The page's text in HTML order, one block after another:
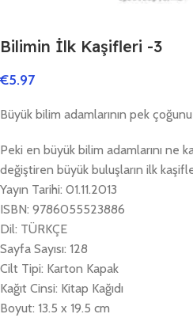
Bilimin İlk Kaşifleri -3
€5.97
Büyük bilim adamlarının pek
Peki en büyük bilim adamlarını ne
değiştiren büyük buluşların ilk
Yayın Tarihi: 01.11.2013
ISBN: 9786055523886
Dil: TÜRKÇE
Sayfa Sayısı: 128
Cilt Tipi: Karton Kapak
Kağıt Cinsi: Kitap Kağıdı
Boyut: 13.5 x 19.5 cm